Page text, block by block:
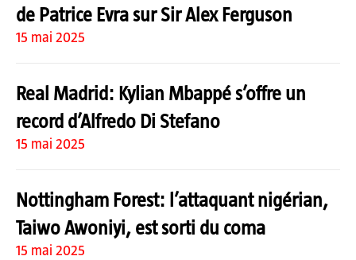
de Patrice Evra sur Sir Alex Ferguson
15 mai 2025
Real Madrid: Kylian Mbappé s’offre un
record d’Alfredo Di Stefano
15 mai 2025
Nottingham Forest: l’attaquant nigérian,
Taiwo Awoniyi, est sorti du coma
15 mai 2025